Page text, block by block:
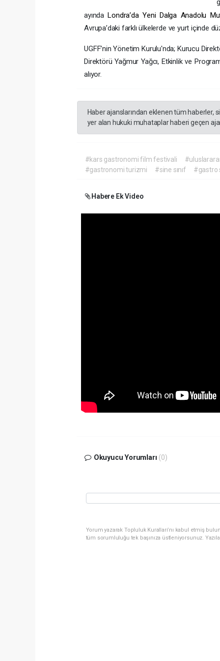
ayındaLondra’da Yeni Dalga Anadolu
Avrupa’daki farklı ülkelerde ve yurt içinde
UGFF’nin Yönetim Kurulu'nda; Kurucu
Direktörü Yağmur Yağcı, Etkinlik ve
alıyor.
Haber ajanslarından eklenen tüm haberler,
yer alan hukuki muhataplar haberi geçen
#kars gastronomi film festivali
#gastronomi turizmi
#sine sınıf #gastro
Habere Ek Video
Okuyucu Yorumları (0)
Yorum yazarak Topluluk Kuralları’nı kabul etmiş
tüm sorumluluğu tek başınıza üstleniyorsunuz.